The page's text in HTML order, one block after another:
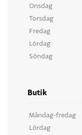
Onsdag
Torsdag
Fredag
Lördag
Söndag
Butik
Måndag-fredag
Lördag